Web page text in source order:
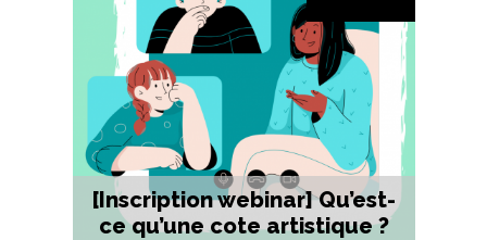
[Inscription webinar] Qu’est-
ce qu’une cote artistique ?